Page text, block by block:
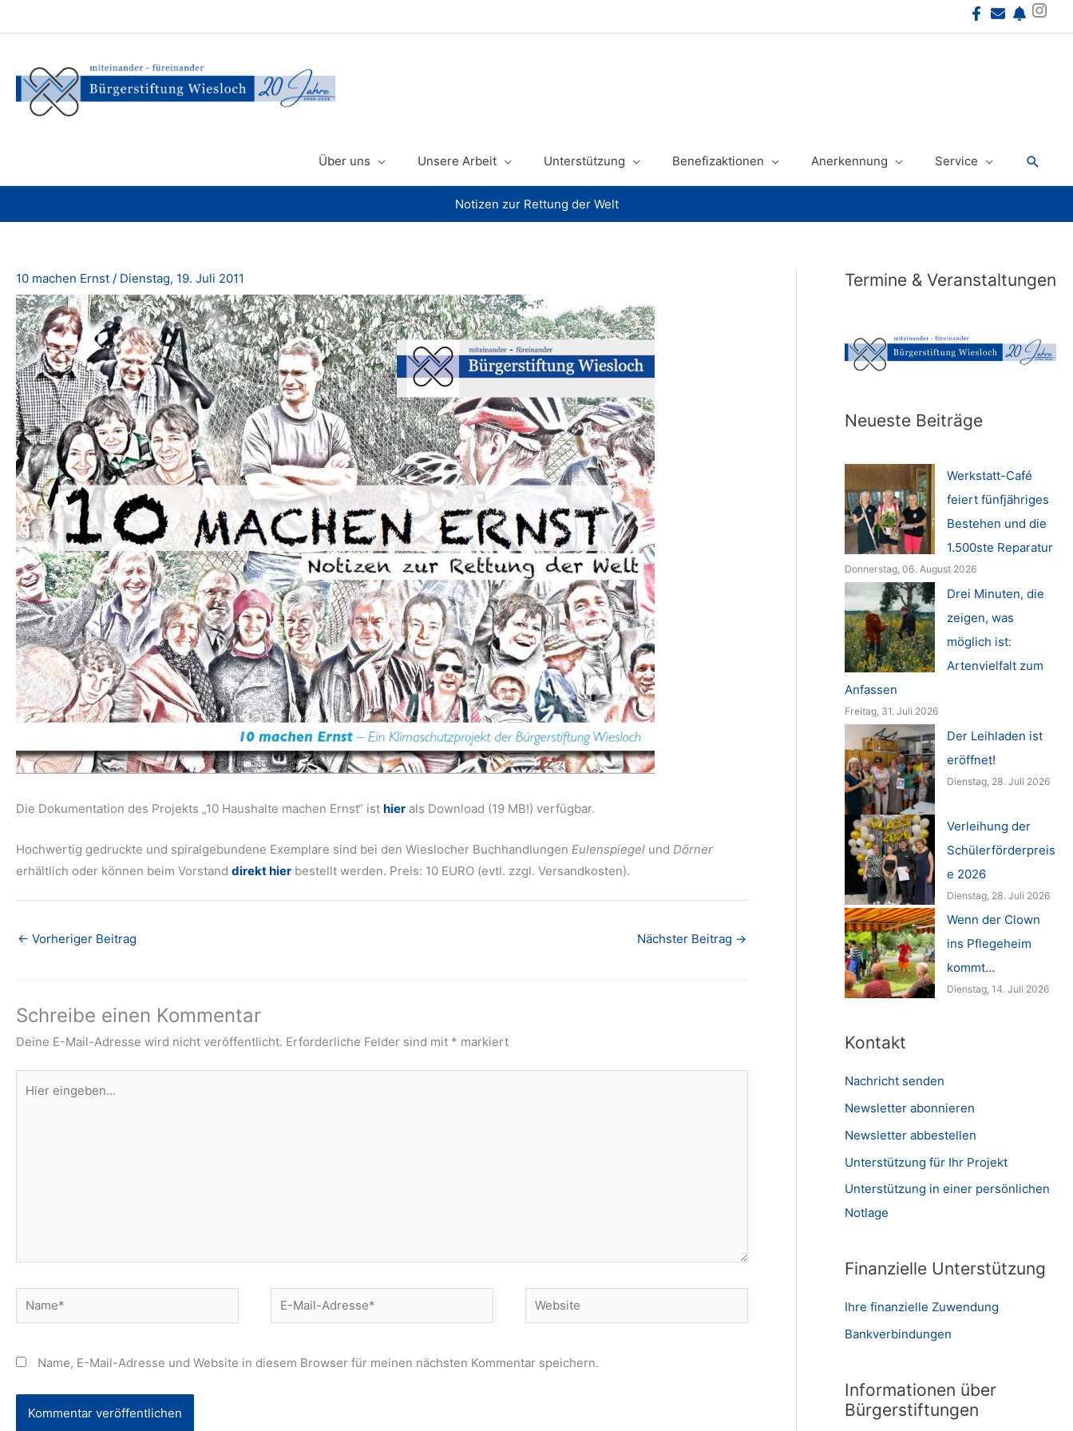
Inhalt
Instagram
Über uns Unsere Arbeit Unterstützung Benefizaktionen Anerkennung Service
Notizen zur Rettung der Welt
10 machen Ernst / Dienstag, 19. Juli 2011
Die Dokumentation des Projekts „10 Haushalte machen Ernst“ ist hier als Download (19 MB!) verfügbar.
Hochwertig gedruckte und spiralgebundene Exemplare sind bei den Wieslocher Buchhandlungen Eulenspiegel und Dörner
erhältlich oder können beim Vorstand direkt hier bestellt werden. Preis: 10 EURO (evtl. zzgl. Versandkosten).
← Vorheriger Beitrag Nächster Beitrag →
Schreibe einen Kommentar
Deine E-Mail-Adresse wird nicht veröffentlicht. Erforderliche Felder sind mit * markiert
eingeben…
Name*
E-
Mail-
Website
Name, E-Mail-Adresse und Website in diesem Browser für meinen nächsten Kommentar speichern.
Termine & Veranstaltungen
Neueste Beiträge
Werkstatt-Café
feiert fünfjähriges
Bestehen und die
1.500ste Reparatur
Donnerstag, 06. August 2026
Drei Minuten, die
zeigen, was
möglich ist:
Artenvielfalt zum
Anfassen
Freitag, 31. Juli 2026
Der Leihladen ist
eröffnet!
Dienstag, 28. Juli 2026
Verleihung der
Schülerförderpreis
e 2026
Dienstag, 28. Juli 2026
Wenn der Clown
ins Pflegeheim
kommt…
Dienstag, 14. Juli 2026
Kontakt
Nachricht senden
Newsletter abonnieren
Newsletter abbestellen
Unterstützung für Ihr Projekt
Unterstützung in einer persönlichen
Notlage
Finanzielle Unterstützung
Ihre finanzielle Zuwendung
Bankverbindungen
Informationen über
Bürgerstiftungen